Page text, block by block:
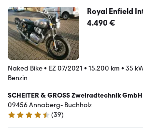
Royal Enfield
4.490 €
Naked Bike• EZ 07/2021 • 15.200 km • 35
Benzin
SCHEITER & GROSS Zweiradtechnik GmbH
09456 Annaberg- Buchholz
4.3 Sterne
(39)